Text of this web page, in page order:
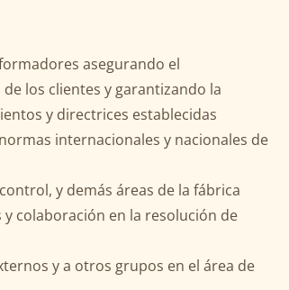
asegurando el
los clientes y garantizando la
y directrices establecidas
internacionales y nacionales de
y demás áreas de la fábrica
colaboración en la resolución de
y a otros grupos en el área de